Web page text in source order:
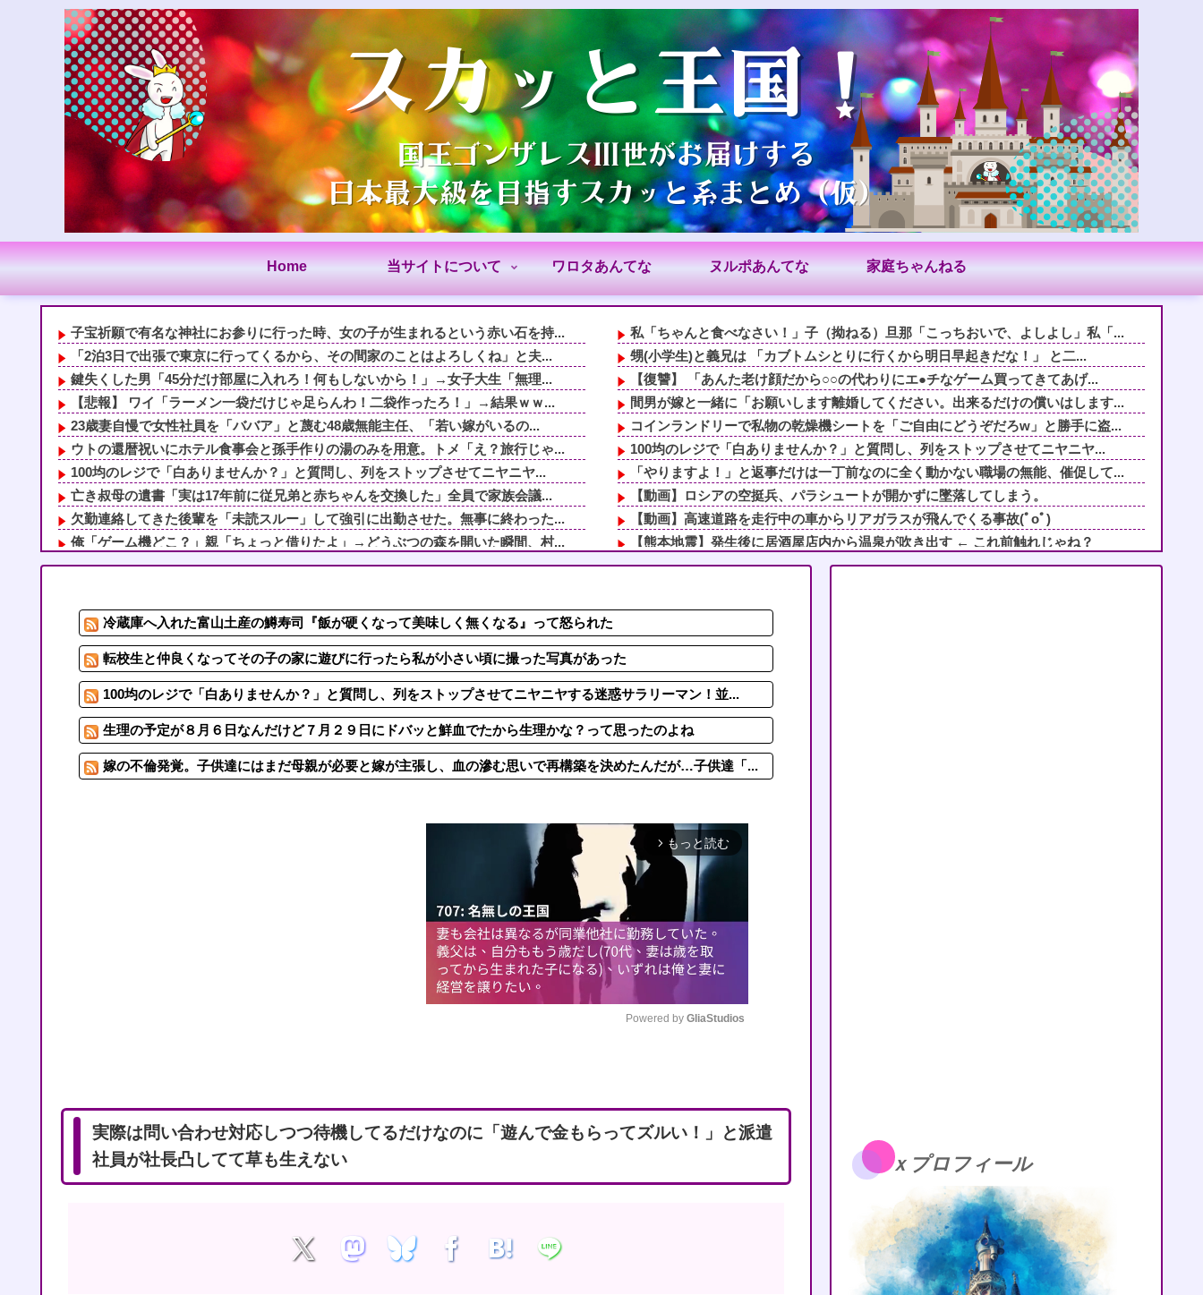
Home 当サイトについて ワロタあんてな ヌルポあんてな 家庭ちゃんねる
子宝祈願で有名な神社にお参りに行った時、女の子が生まれるという赤い石を持...
「2泊3日で出張で東京に行ってくるから、その間家のことはよろしくね」と夫...
鍵失くした男「45分だけ部屋に入れろ！何もしないから！」→女子大生「無理...
【悲報】 ワイ「ラーメン一袋だけじゃ足らんわ！二袋作ったろ！」→結果ｗｗ...
23歳妻自慢で女性社員を「ババア」と蔑む48歳無能主任、「若い嫁がいるの...
ウトの還暦祝いにホテル食事会と孫手作りの湯のみを用意。トメ「え？旅行じゃ...
100均のレジで「白ありませんか？」と質問し、列をストップさせてニヤニヤ...
亡き叔母の遺書「実は17年前に従兄弟と赤ちゃんを交換した」全員で家族会議...
欠勤連絡してきた後輩を「未読スルー」して強引に出勤させた。無事に終わった...
俺「ゲーム機どこ？」親「ちょっと借りたよ」→どうぶつの森を開いた瞬間、村...
間男が嫁と一緒に「お願いします離婚してください。出来るだけの償いはします...
任天堂 熊本地震を受け被災者の製品修理は無償対応（災害救助法適用地域） ...
4/6私、結婚したい職業NO.1の公務員なんですけど、嫁が子供連れて家出...
亡き叔母の遺書「実は17年前に従兄弟と赤ちゃんを交換した」全員で家族会議...
私「ちゃんと食べなさい！」子（拗ねる）旦那「こっちおいで、よしよし」私「...
甥(小学生)と義兄は 「カブトムシとりに行くから明日早起きだな！」 と二...
【復讐】 「あんた老け顔だから○○の代わりにエ●チなゲーム買ってきてあげ...
間男が嫁と一緒に「お願いします離婚してください。出来るだけの償いはします...
コインランドリーで私物の乾燥機シートを「ご自由にどうぞだろw」と勝手に盗...
100均のレジで「白ありませんか？」と質問し、列をストップさせてニヤニヤ...
「やりますよ！」と返事だけは一丁前なのに全く動かない職場の無能、催促して...
【動画】ロシアの空挺兵、パラシュートが開かずに墜落してしまう。
【動画】高速道路を走行中の車からリアガラスが飛んでくる事故(ﾟoﾟ)
【熊本地震】発生後に居酒屋店内から温泉が吹き出す ← これ前触れじゃね？
娘夫婦は隔年で顔出しに来たりもするが、爺ちゃんの俺には来ようが来まいがど...
庭で採れた西瓜をスパッと2つに切ったら
転校生と仲良くなってその子の家に遊びに行ったら私が小さい頃に撮った写真が...
冷蔵庫へ入れた富山土産の鱒寿司『飯が硬くなって美味しく無くなる』って怒られた
転校生と仲良くなってその子の家に遊びに行ったら私が小さい頃に撮った写真があった
100均のレジで「白ありませんか？」と質問し、列をストップさせてニヤニヤする迷惑サラリーマン！並...
生理の予定が８月６日なんだけど７月２９日にドバッと鮮血でたから生理かな？って思ったのよね
嫁の不倫発覚。子供達にはまだ母親が必要と嫁が主張し、血の滲む思いで再構築を決めたんだが…子供達「...
arrow_forward_ios もっと読む
Powered by GliaStudios
実際は問い合わせ対応しつつ待機してるだけなのに「遊んで金もらってズルい！」と派遣
社員が社長凸してて草も生えない
ｘプロフィール